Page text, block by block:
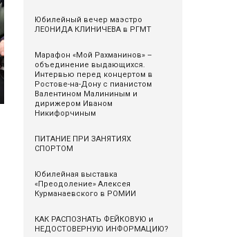
Юбилейный вечер маэстро
ЛЕОНИДА КЛИНИЧЕВА в РГМТ
Марафон «Мой Рахманинов» –
объединение выдающихся.
Интервью перед концертом в
Ростове-на-Дону с пианистом
Валентином Малининым и
дирижером Иваном
Никифорчиным
ПИТАНИЕ ПРИ ЗАНЯТИЯХ
СПОРТОМ
Юбилейная выставка
«Преодоление» Алексея
Курманаевского в РОМИИ
КАК РАСПОЗНАТЬ ФЕЙКОВУЮ и
НЕДОСТОВЕРНУЮ ИНФОРМАЦИЮ?